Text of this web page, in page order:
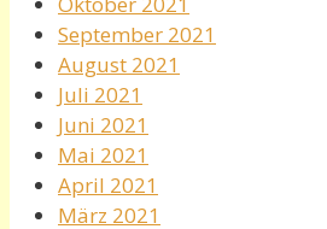
September 2021
August 2021
Juli 2021
Juni 2021
Mai 2021
April 2021
März 2021